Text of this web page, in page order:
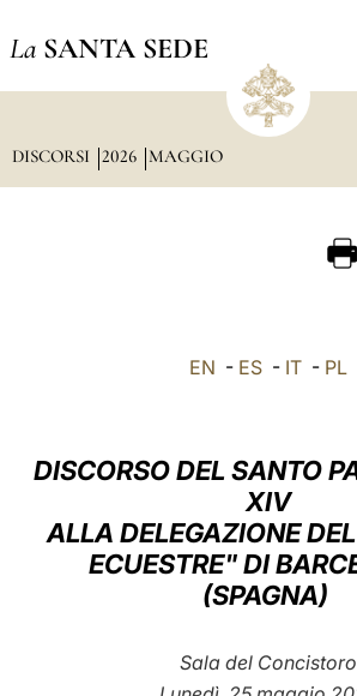
La SANTA SEDE
DISCORSI 2026 MAGGIO
EN - ES - IT - PL
DISCORSO DEL SANTO
XIV
ALLA DELEGAZIONE
ECUESTRE" DI
(SPAGNA)
Sala del Concistoro